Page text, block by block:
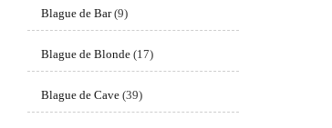
Blague de Bar(9)
Blague de Blonde(17)
Blague de Cave(39)